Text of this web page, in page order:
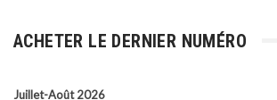
ACHETER LE DERNIER NUMÉRO
Juillet-Août 2026